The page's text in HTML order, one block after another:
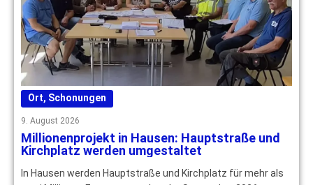
Ort, Schonungen
9. August 2026
Millionenprojekt in Hausen: Hauptstraße und
Kirchplatz werden umgestaltet
In Hausen werden Hauptstraße und Kirchplatz für mehr als